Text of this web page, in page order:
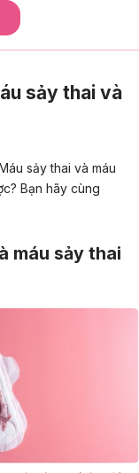
sảy thai và
sảy thai và máu
Bạn hãy cùng
máu sảy thai